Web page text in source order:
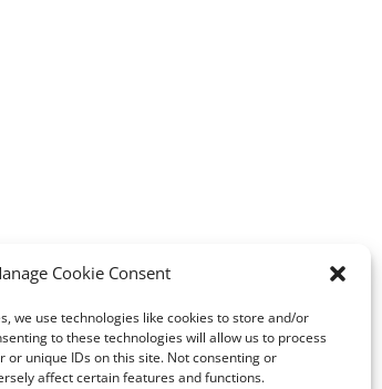
Cookie Consent
we use technologies like cookies to store and/or
to these technologies will allow us to process
or unique IDs on this site. Not consenting or
affect certain features and functions.